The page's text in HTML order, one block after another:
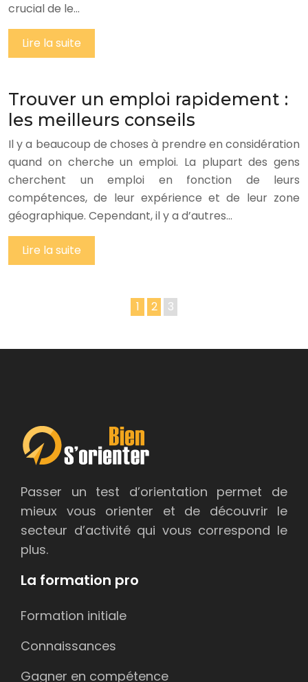
crucial de le…
Lire la suite
Trouver un emploi rapidement :
les meilleurs conseils
Il y a beaucoup de choses à prendre en considération
quand on cherche un emploi. La plupart des gens
cherchent un emploi en fonction de leurs
compétences, de leur expérience et de leur zone
géographique. Cependant, il y a d’autres…
Lire la suite
1 2 3
Passer un test d’orientation permet de
mieux vous orienter et de découvrir le
secteur d’activité qui vous correspond le
plus.
La formation pro
Formation initiale
Connaissances
Gagner en compétence